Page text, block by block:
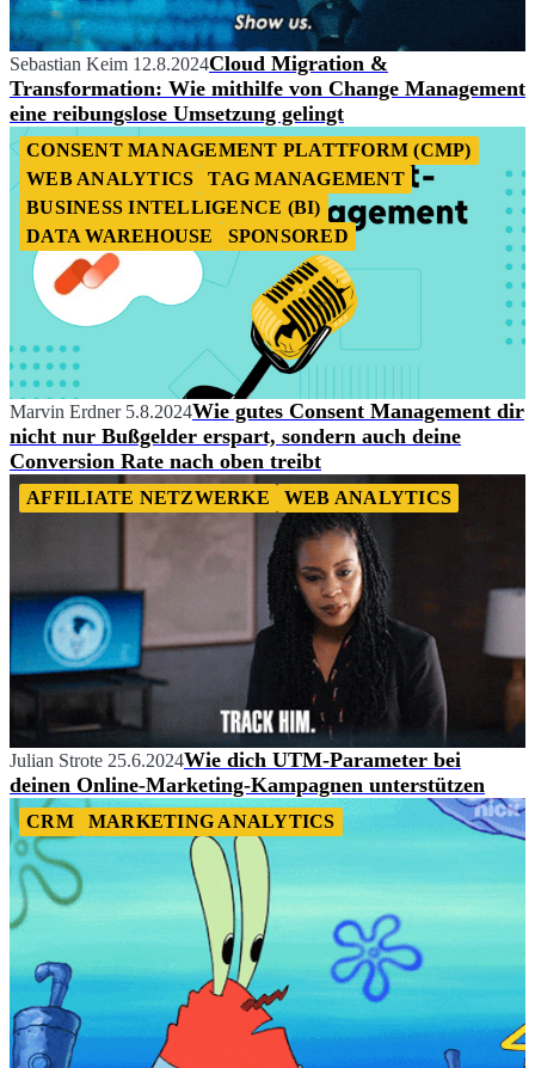
Sebastian Keim 12.8.2024Cloud Migration &
Transformation: Wie mithilfe von Change Management
eine reibungslose Umsetzung gelingt
CONSENT MANAGEMENT PLATTFORM (CMP)
WEB ANALYTICS
TAG MANAGEMENT
BUSINESS INTELLIGENCE (BI)
DATA WAREHOUSE
SPONSORED
Marvin Erdner 5.8.2024Wie gutes Consent Management dir
nicht nur Bußgelder erspart, sondern auch deine
Conversion Rate nach oben treibt
AFFILIATE NETZWERKE WEB ANALYTICS
Julian Strote 25.6.2024Wie dich UTM-Parameter bei
deinen Online-Marketing-Kampagnen unterstützen
CRM MARKETING ANALYTICS